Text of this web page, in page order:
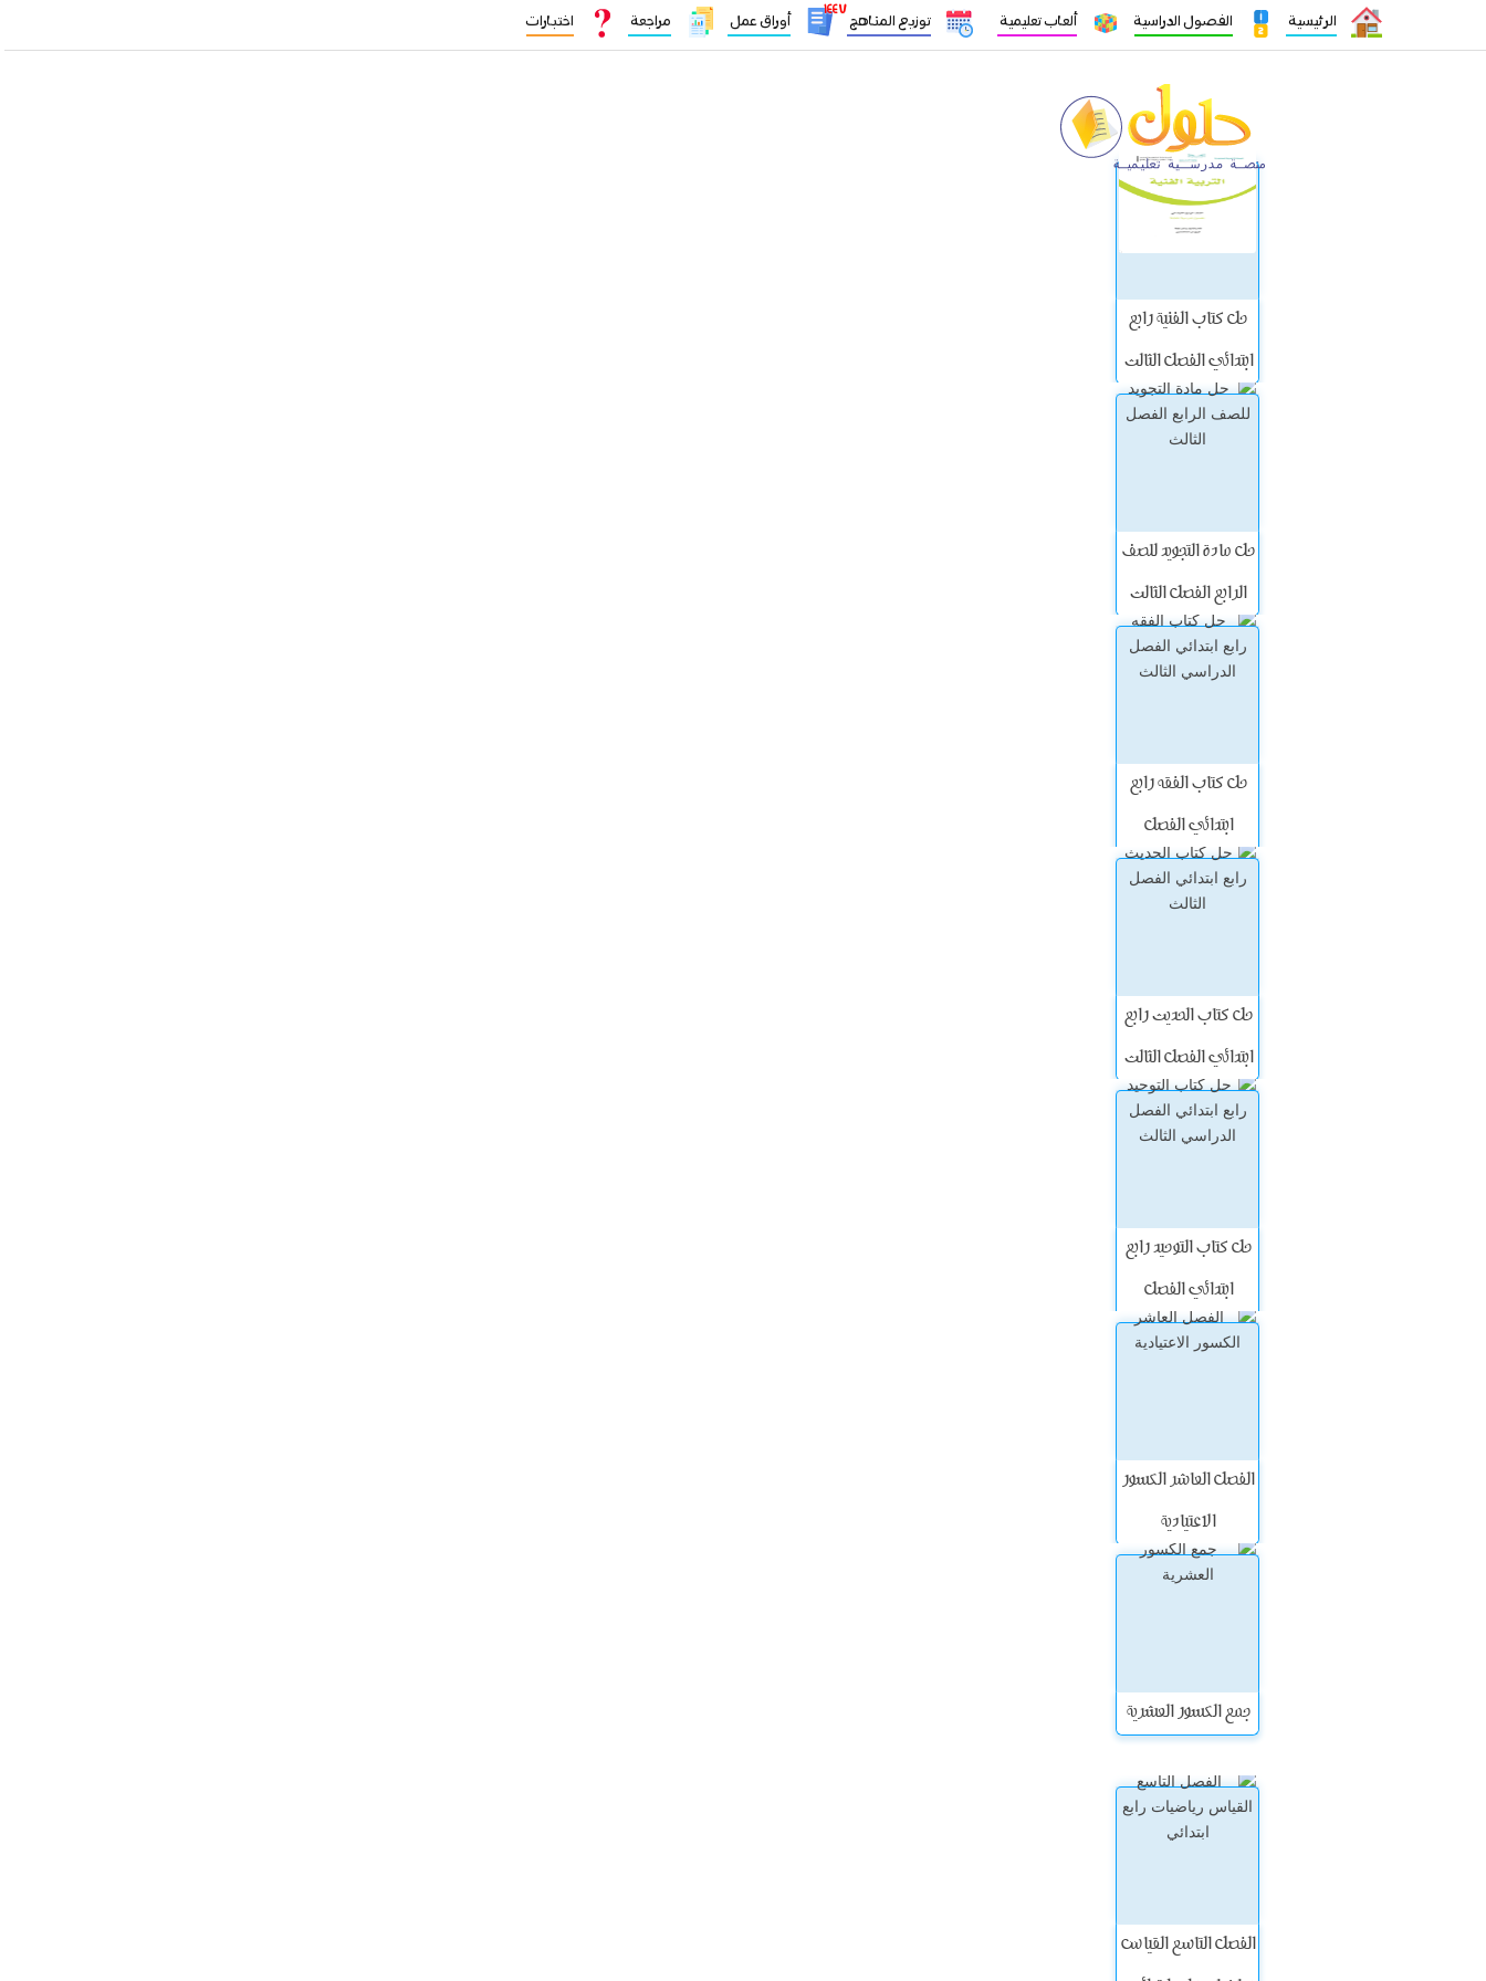
الرئيسية الفصول الدراسية ألعاب تعليمية توزيع المناهج
١٤٤٧
أوراق عمل مراجعة اختبارات
حل كتاب الفنية رابع
ابتدائي الفصل الثالث
حل مادة التجويد للصف
الرابع الفصل الثالث
حل كتاب الفقه رابع
ابتدائي الفصل
الدراسي الثالث
حل كتاب الحديث رابع
ابتدائي الفصل الثالث
حل كتاب التوحيد رابع
ابتدائي الفصل
الدراسي الثالث
الفصل العاشر الكسور
الاعتيادية
جمع الكسور العشرية
الفصل التاسع القياس